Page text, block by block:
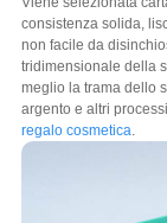
consistenza solida,
non facile da
tridimensionale della
meglio la trama dello
argento e altri
regalo cosmetica